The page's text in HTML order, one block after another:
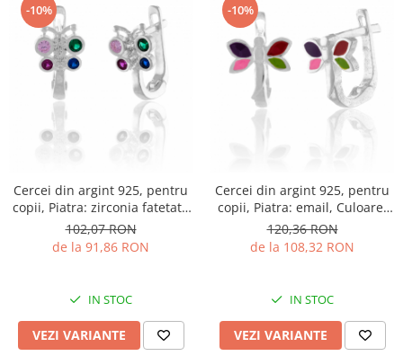
-10%
Cercei din argint 925, pentru
copii, Piatra: zirconia fatetata
si cubic zirconia, Culoare :
multicolor , Sonis Silver
102,07 RON
de la 91,86 RON
IN STOC
VEZI VARIANTE
-10%
Cercei din argint 925, pentru
copii, Piatra: email, Culoare:
multicolor, Sonis Silver
120,36 RON
de la 108,32 RON
IN STOC
VEZI VARIANTE